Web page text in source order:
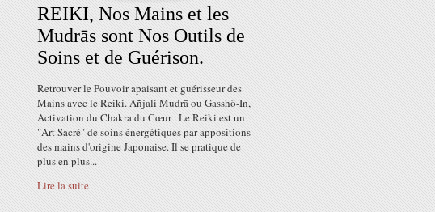
REIKI, Nos Mains et les
Mudrās sont Nos Outils de
Soins et de Guérison.
Retrouver le Pouvoir apaisant et guérisseur des
Mains avec le Reiki. Añjali Mudrā ou Gasshô-In,
Activation du Chakra du Cœur . Le Reiki est un
"Art Sacré" de soins énergétiques par appositions
des mains d'origine Japonaise. Il se pratique de
plus en plus...
Lire la suite